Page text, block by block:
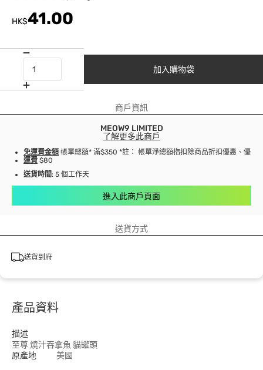
HK$41.00
加入購物袋
商戶資訊
MEOW9 LIMITED
了解更多此商戶
免運費金額 帳單總額* 滿$350 *註： 帳單淨總額指扣除商品折扣優惠、優惠
運費 $80
送貨時間: 5 個工作天
進入此商戶頁面
送貨方式
送貨到府
產品資料
描述
至尊 燒汁吞拿魚 貓罐頭
原產地
美國